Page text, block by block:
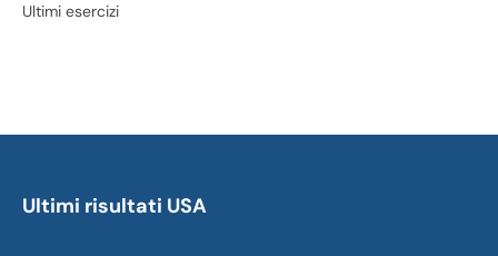
Ultimi esercizi
Ultimi risultati USA